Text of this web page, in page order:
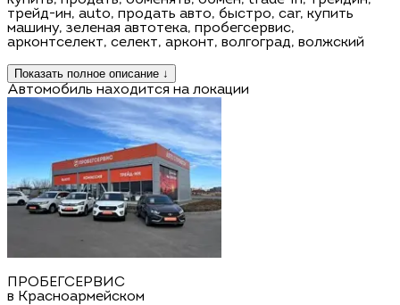
трейд-ин, аutо, продать авто, быстро, саr, купить
машину, зеленая автотека, пробегсервис,
арконтселект, селект, арконт, волгоград, волжский
Показать полное описание ↓
Автомобиль находится на локации
ПРОБЕГСЕРВИС
в Красноармейском